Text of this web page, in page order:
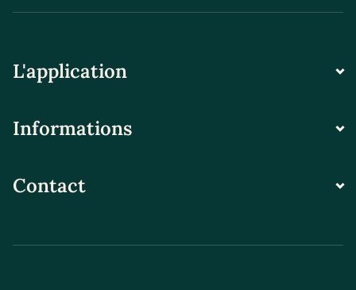
L'application
Informations
Contact